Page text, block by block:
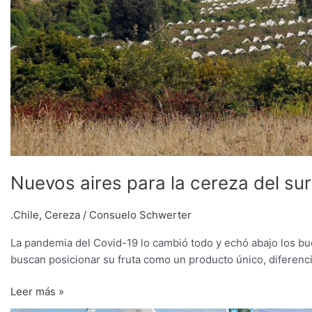
Nuevos aires para la cereza del sur
.Chile, Cereza / Consuelo Schwerter
La pandemia del Covid-19 lo cambió todo y echó abajo los
buscan posicionar su fruta como un producto único,
Leer más »